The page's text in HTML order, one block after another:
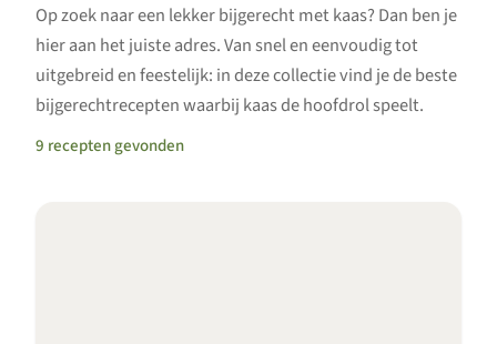
Op zoek naar een lekker bijgerecht met kaas? Dan ben je
hier aan het juiste adres. Van snel en eenvoudig tot
uitgebreid en feestelijk: in deze collectie vind je de beste
bijgerechtrecepten waarbij kaas de hoofdrol speelt.
9 recepten gevonden